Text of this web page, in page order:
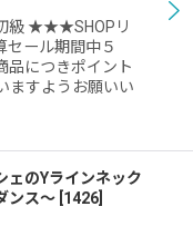
級 ★★★SHOPリ
セール期間中５
につきポイント
ますようお願いい
ェのYラインネック
ンス〜 1426